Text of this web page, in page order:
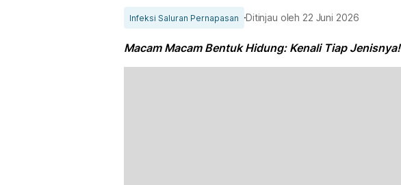
Infeksi Saluran Pernapasan Ditinjau oleh 22 Juni 2026
Macam Macam Bentuk Hidung: Kenali Tiap Jenisnya!